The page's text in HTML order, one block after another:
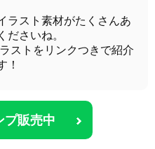
ラスト素材がたくさんあ
ださいね。
ストをリンクつきで紹介
！
プ販売中